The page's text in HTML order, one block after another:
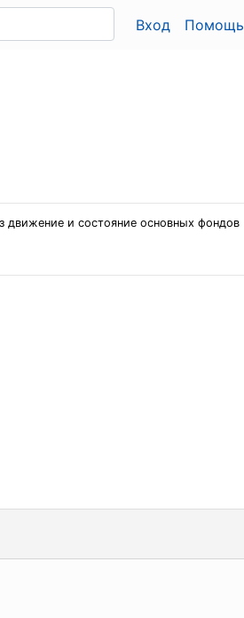
Вход Помощь
движение и состояние основных фондов